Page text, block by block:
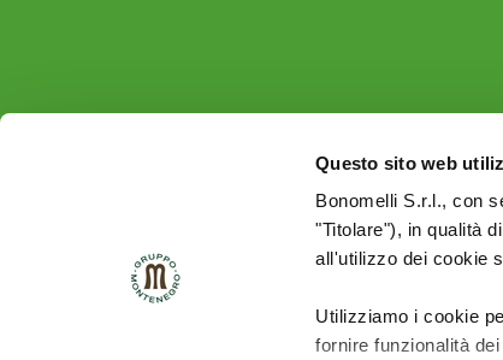
Questo sito web
Bonomelli S.r.l., con
"Titolare"), in qualità
all'utilizzo dei cookie
Utilizziamo i cookie
fornire funzionalità